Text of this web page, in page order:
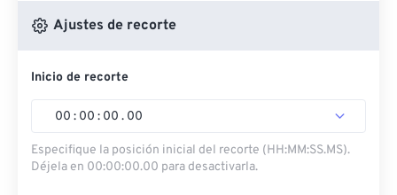
Ajustes de recorte
Inicio de recorte
00 : 00 : 00 . 00
Especifique la posición inicial del recorte (HH:MM:SS.MS).
Déjela en 00:00:00.00 para desactivarla.